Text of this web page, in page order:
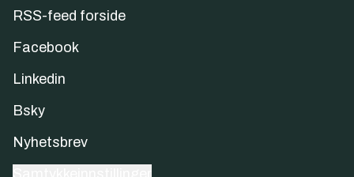
RSS-feed forside
Facebook
Linkedin
Bsky
Nyhetsbrev